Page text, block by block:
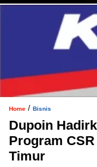
Home / Bisnis
Dupoin
Program
Timur